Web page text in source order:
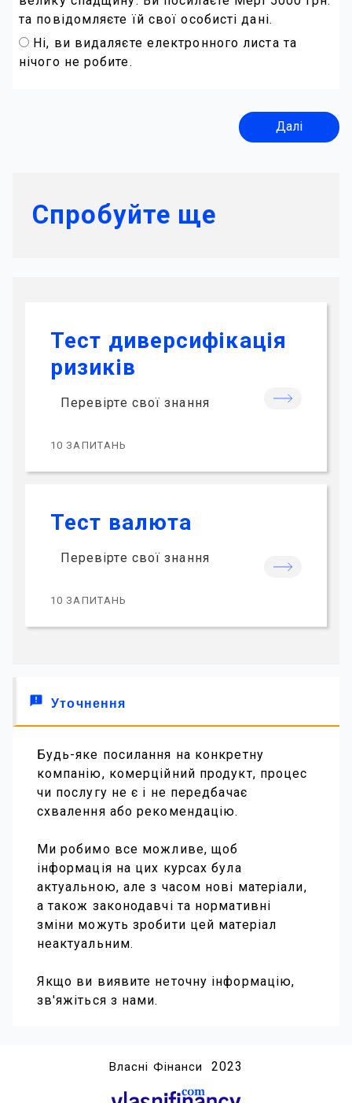
та повідомляєте їй свої особисті дані.
Ні, ви видаляєте електронного листа та
нічого не робите.
Далі
Спробуйте ще
Тест диверсифікація
ризиків
Перевірте свої знання
10 ЗАПИТАНЬ
Тест валюта
Перевірте свої знання
10 ЗАПИТАНЬ
announcement Уточнення
Будь-яке посилання на конкретну
компанію, комерційний продукт, процес
чи послугу не є і не передбачає
схвалення або рекомендацію.
Ми робимо все можливе, щоб
інформація на цих курсах була
актуальною, але з часом нові матеріали,
а також законодавчі та нормативні
зміни можуть зробити цей матеріал
неактуальним.
Якщо ви виявите неточну інформацію,
зв'яжіться з нами.
Власні Фінанси 2023